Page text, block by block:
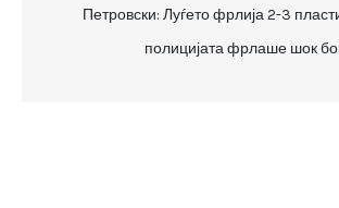
на
Петровски: Луѓето фрлија 2-3
полицијата фрлаше шок